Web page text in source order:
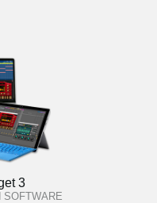
3
SOFTWARE